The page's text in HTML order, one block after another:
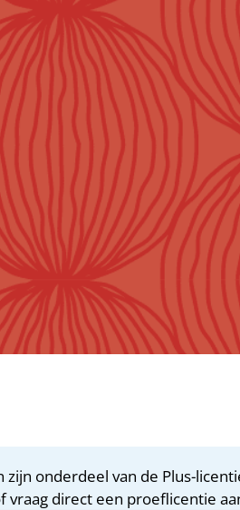
zijn onderdeel van de Plus-
vraag direct een proeflicentie